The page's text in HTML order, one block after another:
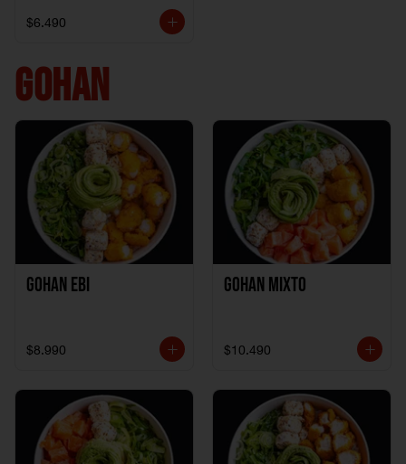
$6.490
GOHAN
Gohan Ebi
$8.990
Gohan Mixto
$10.490